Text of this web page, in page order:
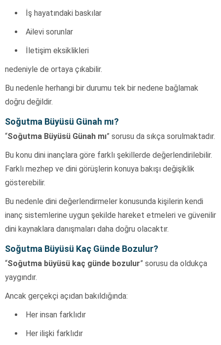
İş hayatındaki baskılar
Ailevi sorunlar
İletişim eksiklikleri
nedeniyle de ortaya çıkabilir.
Bu nedenle herhangi bir durumu tek bir nedene bağlamak
doğru değildir.
Soğutma Büyüsü Günah mı?
“Soğutma Büyüsü Günah mı” sorusu da sıkça sorulmaktadır.
Bu konu dini inançlara göre farklı şekillerde değerlendirilebilir.
Farklı mezhep ve dini görüşlerin konuya bakışı değişiklik
gösterebilir.
Bu nedenle dini değerlendirmeler konusunda kişilerin kendi
inanç sistemlerine uygun şekilde hareket etmeleri ve güvenilir
dini kaynaklara danışmaları daha doğru olacaktır.
Soğutma Büyüsü Kaç Günde Bozulur?
“Soğutma büyüsü kaç günde bozulur” sorusu da oldukça
yaygındır.
Ancak gerçekçi açıdan bakıldığında:
Her insan farklıdır
Her ilişki farklıdır